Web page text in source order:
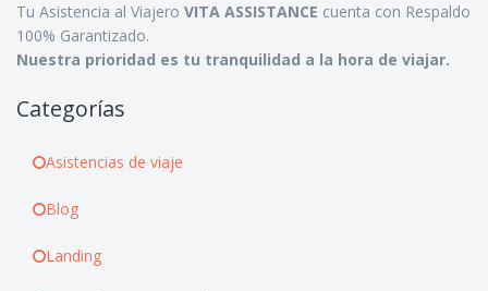
Tu Asistencia al Viajero VITA ASSISTANCE cuenta con Respaldo
100% Garantizado.
Nuestra prioridad es tu tranquilidad a la hora de viajar.
Categorías
Asistencias de viaje
Blog
Landing